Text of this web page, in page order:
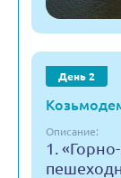
День 2
Описание:
1.